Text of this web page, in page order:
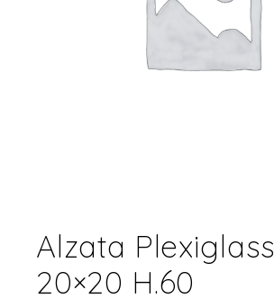
Alzata Plexiglass
20×20 H.60